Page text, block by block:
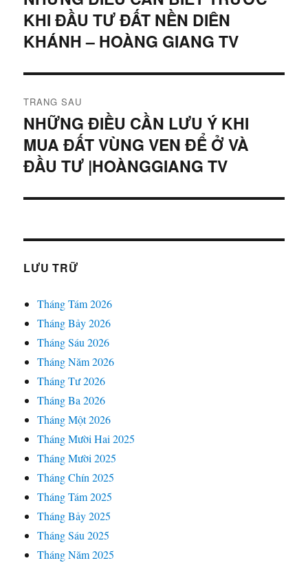
bài
viết
viết
trước:
KHI ĐẦU TƯ ĐẤT NỀN DIÊN
KHÁNH – HOÀNG GIANG TV
TRANG SAU
Bài
tiếp
theo:
NHỮNG ĐIỀU CẦN LƯU Ý KHI
MUA ĐẤT VÙNG VEN ĐỂ Ở VÀ
ĐẦU TƯ |HOÀNGGIANG TV
LƯU TRỮ
Tháng Tám 2026
Tháng Bảy 2026
Tháng Sáu 2026
Tháng Năm 2026
Tháng Tư 2026
Tháng Ba 2026
Tháng Một 2026
Tháng Mười Hai 2025
Tháng Mười 2025
Tháng Chín 2025
Tháng Tám 2025
Tháng Bảy 2025
Tháng Sáu 2025
Tháng Năm 2025